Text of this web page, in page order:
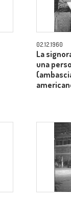
02.12.1960
La
una